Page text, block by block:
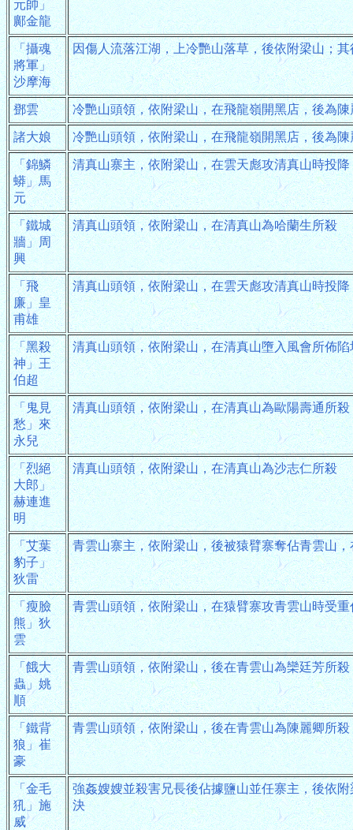
元帥」
鄺金龍
「攝魂
將軍」
沙摩海
因傷人流落江湖，上冷艷山落草，後依附梁山；
鄧雲 冷艷山頭領，依附梁山，在飛龍嶺開黑店，後為陳
諸大娘 冷艷山頭領，依附梁山，在飛龍嶺開黑店，後為陳
「錦鱗
蟒」馬
元
清真山寨主，依附梁山，在雲天彪攻清真山時投降
「鐵城
牆」周
興
清真山頭領，依附梁山，在清真山為哈蘭生所殺
「飛
廉」皇
甫雄
清真山頭領，依附梁山，在雲天彪攻清真山時投降
「黑殺
神」王
伯超
清真山頭領，依附梁山，在清真山墮入風會所佈陷
「鬼見
愁」來
永兒
清真山頭領，依附梁山，在清真山為歐陽壽通所殺
「烈絕
大郎」
赫連進
明
清真山頭領，依附梁山，在清真山為沙志仁所殺
「艾葉
豹子」
狄雷
青雲山寨主，依附梁山，後被猿臂寨奪佔青雲山
「瘦臉
熊」狄
雲
青雲山頭領，依附梁山，在猿臂寨攻青雲山時受
「餓大
蟲」姚
順
青雲山頭領，依附梁山，後在青雲山為欒廷芳所殺
「鐵背
狼」崔
豪
青雲山頭領，依附梁山，後在青雲山為陳麗卿所殺
「金毛
犼」施
威
強姦嫂嫂並殺害兄長後佔據鹽山並任寨主，後依
決